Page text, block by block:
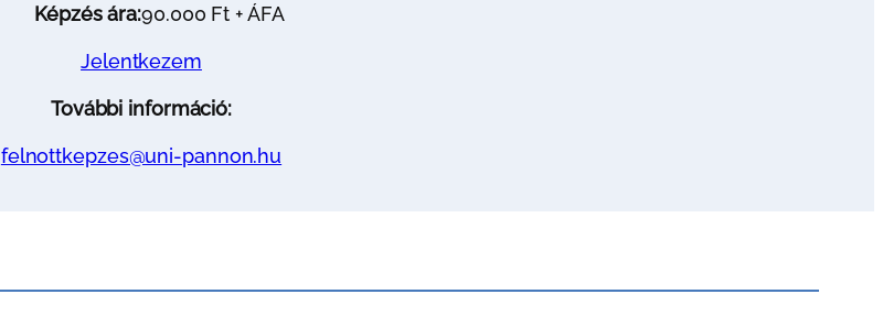
Képzés ára:90.000 Ft + ÁFA
Jelentkezem
További információ:
felnottkepzes@uni-pannon.hu